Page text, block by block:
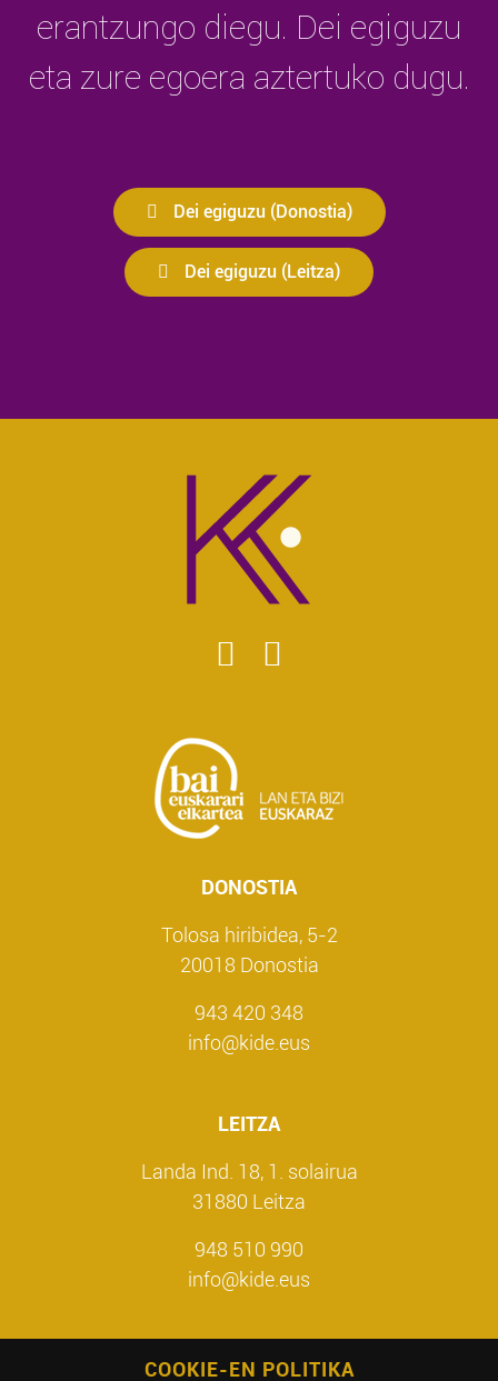
erantzungo diegu. Dei egiguzu
eta zure egoera aztertuko dugu.
Dei egiguzu (Donostia)
Dei egiguzu (Leitza)
DONOSTIA
Tolosa hiribidea, 5-2
20018 Donostia
943 420 348
info@kide.eus
LEITZA
Landa Ind. 18, 1. solairua
31880 Leitza
948 510 990
info@kide.eus
COOKIE-EN POLITIKA